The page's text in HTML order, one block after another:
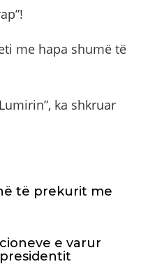
me hapa shumë të
ka shkruar
të prekurit me
e varur